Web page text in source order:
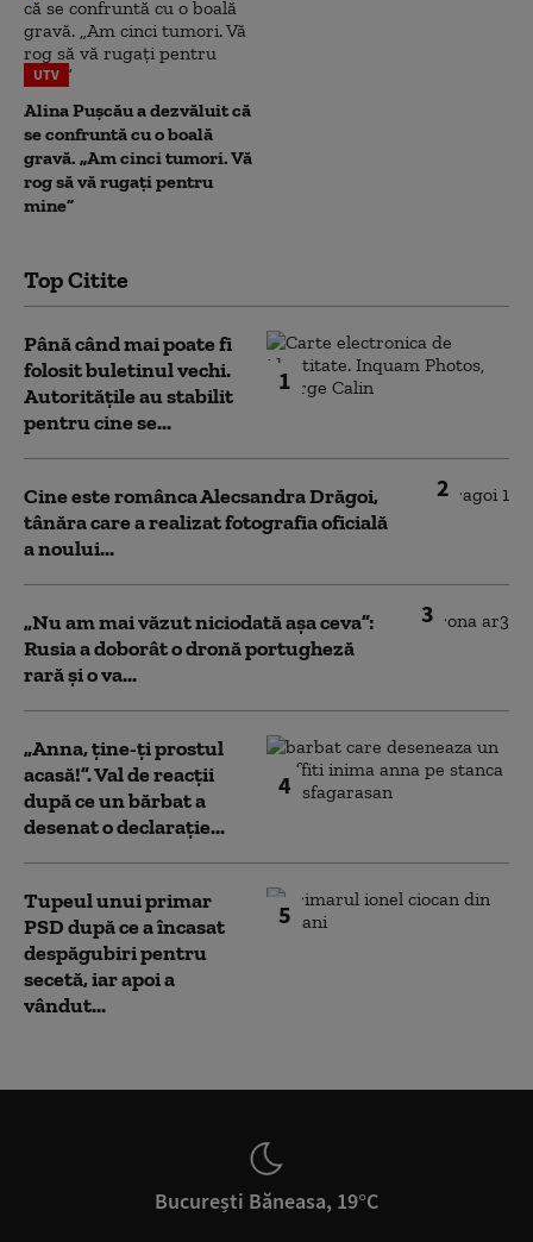
UTV
Alina Pușcău a dezvăluit că
se confruntă cu o boală
gravă. „Am cinci tumori. Vă
rog să vă rugați pentru
mine”
Top Citite
1
Până când mai poate fi
folosit buletinul vechi.
Autoritățile au stabilit
pentru cine se...
2
Cine este românca Alecsandra Drăgoi,
tânăra care a realizat fotografia oficială
a noului...
3
„Nu am mai văzut niciodată așa ceva”:
Rusia a doborât o dronă portugheză
rară și o va...
4
„Anna, ţine-ţi prostul
acasă!”. Val de reacții
după ce un bărbat a
desenat o declarație...
5
Tupeul unui primar
PSD după ce a încasat
despăgubiri pentru
secetă, iar apoi a
vândut...
București Băneasa, 19°C